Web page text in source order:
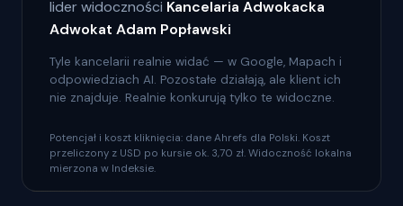
lider widoczności Kancelaria Adwokacka
Adwokat Adam Popławski
Tyle kancelarii realnie widać — w Google, Mapach i
odpowiedziach AI. Pozostałe działają, ale klient ich
nie znajduje. Realnie konkurują tylko te widoczne.
Potencjał i koszt kliknięcia: dane Ahrefs dla Polski. Koszt
przeliczony z USD po kursie ok. 3,70 zł. Widoczność lokalna
mierzona w Indeksie.